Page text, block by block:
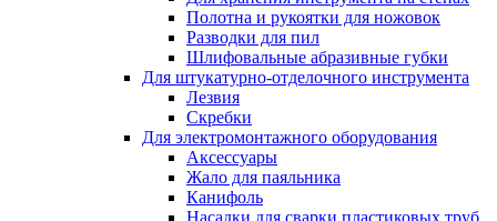
Полотна и рукоятки для ножовок
Разводки для пил
Шлифовальные абразивные губки
Для штукатурно-отделочного инструмента
Лезвия
Скребки
Для электромонтажного оборудования
Аксессуары
Жало для паяльника
Канифоль
Насадки для сварки пластиковых труб